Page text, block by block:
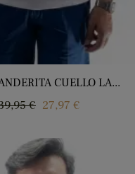
CUELLO LA...
€ Precio
27,97 €